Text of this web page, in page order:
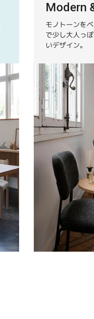
Modern
モノトーンを
で少し大人っ
いデザイン。